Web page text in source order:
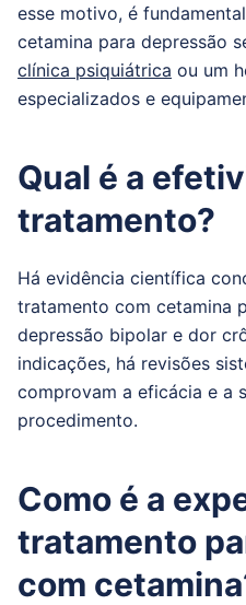
esse motivo, é
cetamina para depressão
clínica psiquiátrica ou um
especializados e
Qual é a
tratamento?
Há evidência científica
tratamento com cetamina
depressão bipolar e dor
indicações, há revisões
comprovam a eficácia e a
procedimento.
Como é a
tratamento
com